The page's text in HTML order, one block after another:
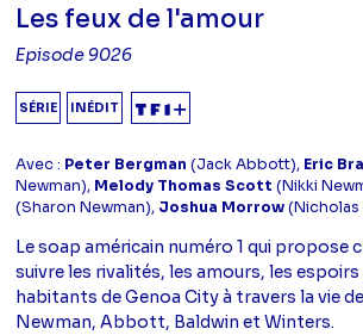
Les feux de l'amour
Episode 9026
SÉRIE INÉDIT
Avec : Peter Bergman (Jack Abbott), Eric
Newman), Melody Thomas Scott (Nikki
(Sharon Newman), Joshua Morrow(Nicholas
Le soap américain numéro 1 qui propose
suivre les rivalités, les amours, les
habitants de Genoa City à travers la vie
Newman, Abbott, Baldwin et Winters.